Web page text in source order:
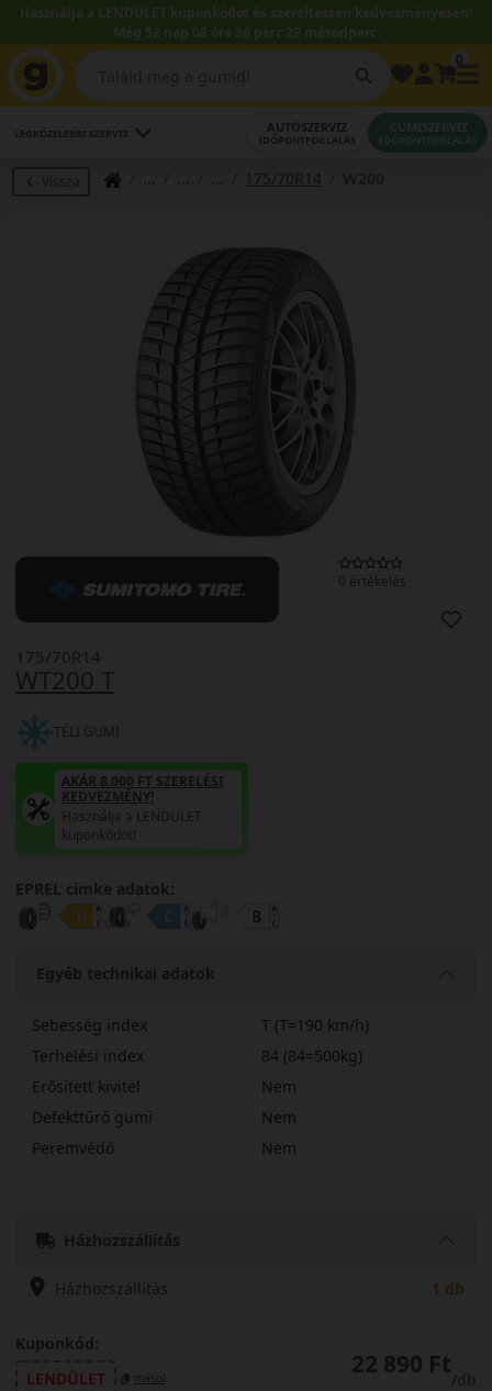
Használja a LENDÜLET kuponkódot és szereltessen kedvezményesen!
Még 52 nap 08 óra 36 perc 28 másodperc.
LEGKÖZELEBBI SZERVIZ AUTÓSZERVIZ
IDŐPONTFOGLALÁS
GUMISZERVIZ
IDŐPONTFOGLALÁS
Vissza 175/70R14
0 értékelés
WT200 T
175/70R14
TÉLI GUMI
AKÁR 8.000 FT SZERELÉSI
KEDVEZMÉNY!
Használja a LENDÜLET
kuponkódot!
EPREL cimke adatok:
Egyéb technikai adatok
Sebesség index
T (T=190 km/h)
Terhelési index
84 (84=500kg)
Erősített kivitel
Nem
Defekttűrő gumi
Nem
Peremvédő
Nem
Házhozszállítás
Házhozszállítás 1 db
Kuponkód:
LENDÜLET
másol 22 890 Ft
/db